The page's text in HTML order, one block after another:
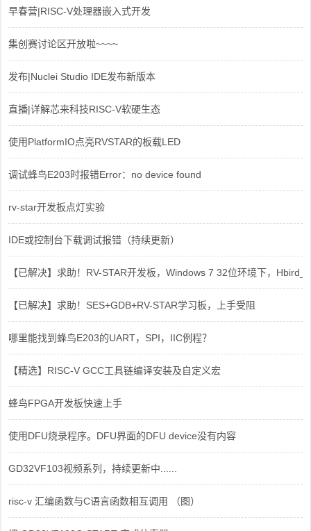
早春营|RISC-V处理器嵌入式开发
集创赛讨论区开放啦~~~~
发布|Nuclei Studio IDE发布新版本
直播|详解芯来科技RISC-V软硬生态
使用PlatformIO点亮RVSTAR的板载LED
调试蜂鸟E203时报错Error：no device found
rv-star开发板点灯实验
IDE或控制台下载调试报错（持续更新）
【已解决】求助！RV-STAR开发板，Windows 7 32位环境下，
【已解决】求助！SES+GDB+RV-STAR学习板，上手受阻
哪里能找到蜂鸟E203的UART，SPI，IIC例程？
【精选】RISC-V GCC工具链编译安装及自定义宏
蜂鸟FPGA开发板快速上手
使用DFU烧录程序。DFU界面的DFU device没有内容
GD32VF103视频系列，持续更新中......
risc-v 汇编函数与C语言函数相互调用 （图）